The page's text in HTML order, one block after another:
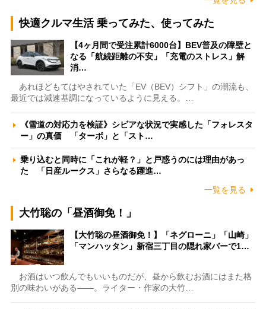
快適クルマ生活 乗ってみた、使ってみた
【4ヶ月間で受注累計6000台】BEV普及の障壁と
なる「航続距離の不安」「充電のストレス」解
消…
あれほどもてはやされていた「EV（BEV）シフト」の潮流も、
最近では減速基調になっているように見える。…
《雪道の対応力を検証》シビアな状況で実感した「フォレスタ
ー」の真価 「ターボ」と「スト…
乗り込むと同時に「これが軽？」と戸惑うのには理由があっ
た 「日産ルークス」さらなる躍進…
一覧を見る
大竹聡の「昼酒御免！」
【大竹聡の昼酒御免！】「ネグローニ」「山崎」
「マンハッタン」新宿三丁目の隠れ家バーで1…
お酒はいつ飲んでもいいものだが、昼から飲むお酒にはまた格
別の味わいがある――。ライター・作家の大竹…